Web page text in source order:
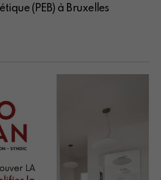
(PEB) à Bruxelles